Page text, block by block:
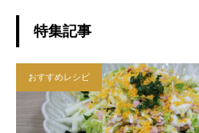
特集記事
おすすめレシピ